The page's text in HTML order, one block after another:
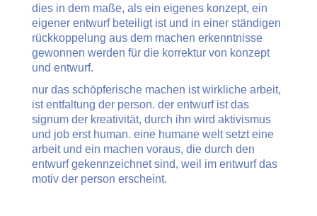
dies in dem maße, als ein eigenes konzept, ein
eigener entwurf beteiligt ist und in einer ständigen
rückkoppelung aus dem machen erkenntnisse
gewonnen werden für die korrektur von konzept
und entwurf.
nur das schöpferische machen ist wirkliche arbeit,
ist entfaltung der person. der entwurf ist das
signum der kreativität, durch ihn wird aktivismus
und job erst human. eine humane welt setzt eine
arbeit und ein machen voraus, die durch den
entwurf gekennzeichnet sind, weil im entwurf das
motiv der person erscheint.